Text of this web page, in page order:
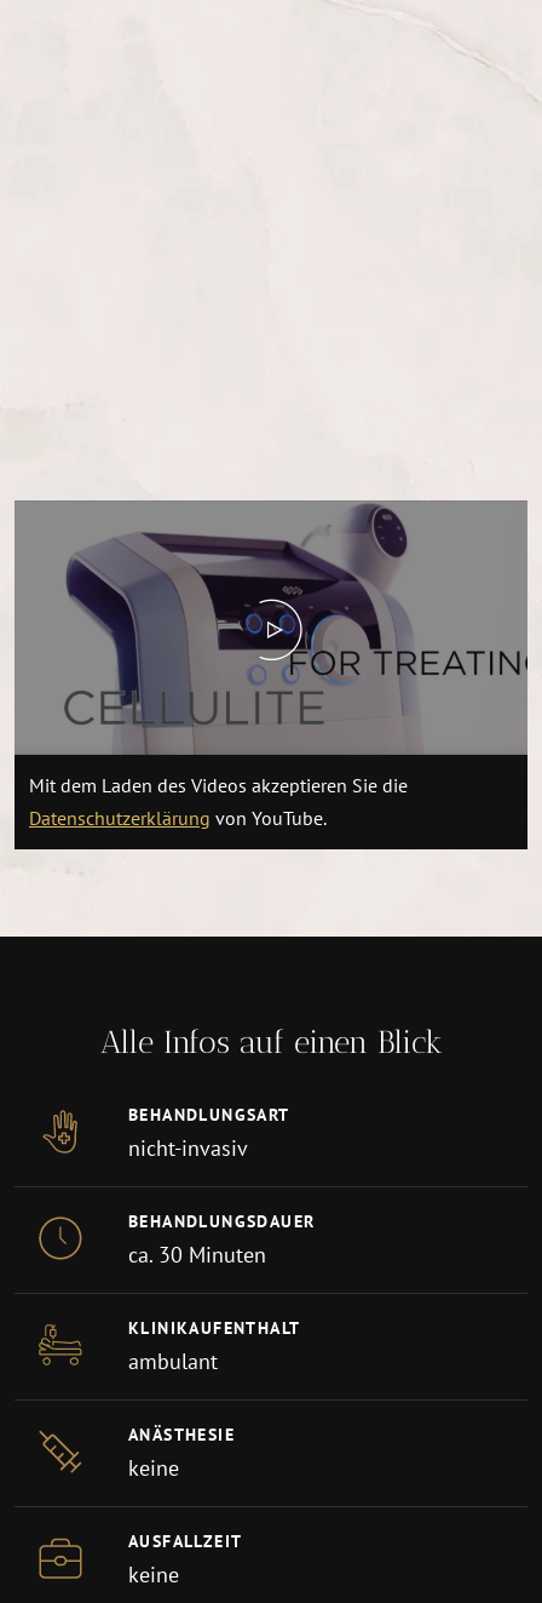
Mit dem Laden des Videos akzeptieren Sie die
Datenschutzerklärung von YouTube.
Alle Infos auf einen Blick
BEHANDLUNGSART
nicht-invasiv
BEHANDLUNGSDAUER
ca. 30 Minuten
KLINIKAUFENTHALT
ambulant
ANÄSTHESIE
keine
AUSFALLZEIT
keine